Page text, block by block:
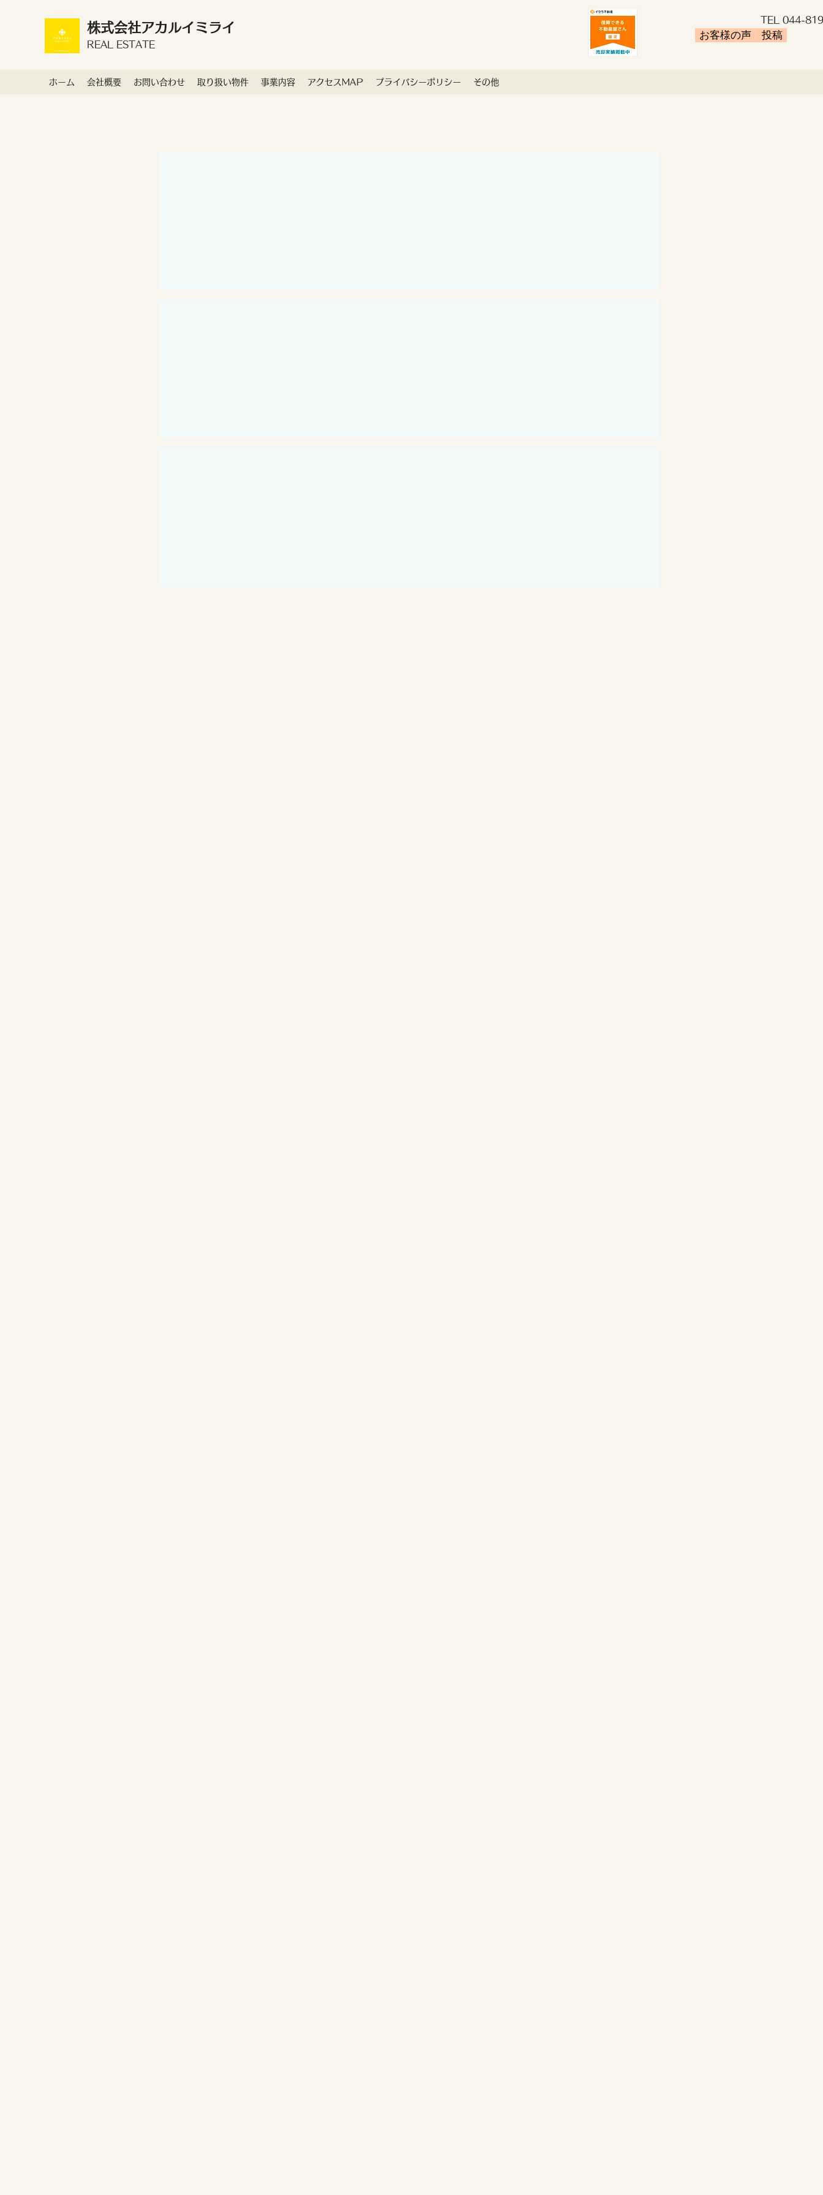
株式会社アカルイミライ
REAL ESTATE
お客様の声 投稿
TEL 044-
ホーム 会社概要 お問い合わせ 取り扱い物件 事業内容 アクセスMAP プライバシーポリシー その他